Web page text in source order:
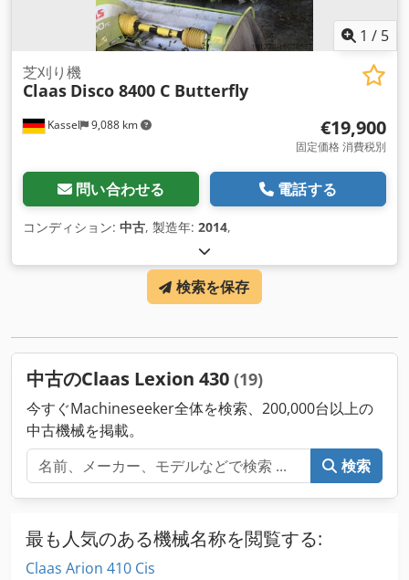
1 / 5
Kassel 9,088 km
芝刈り機
Claas Disco 8400 C Butterfly
€19,900
固定価格 消費税別
問い合わせる 電話する
コンディション: 中古, 製造年: 2014,
検索を保存
中古のClaas Lexion 430 (19)
今すぐMachineseeker全体を検索、200,000台以上の
中古機械を掲載。
検索
最も人気のある機械名称を閲覧する:
Claas Arion 410 Cis